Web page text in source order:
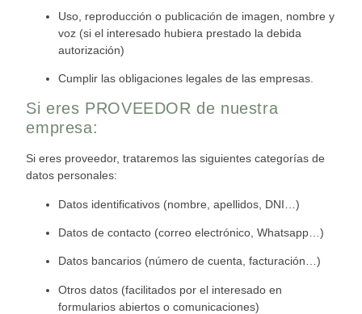
Uso, reproducción o publicación de imagen, nombre y
voz (si el interesado hubiera prestado la debida
autorización)
Cumplir las obligaciones legales de las empresas.
Si eres PROVEEDOR de nuestra
empresa:
Si eres proveedor, trataremos las siguientes categorías de
datos personales:
Datos identificativos (nombre, apellidos, DNI…)
Datos de contacto (correo electrónico, Whatsapp…)
Datos bancarios (número de cuenta, facturación…)
Otros datos (facilitados por el interesado en
formularios abiertos o comunicaciones)